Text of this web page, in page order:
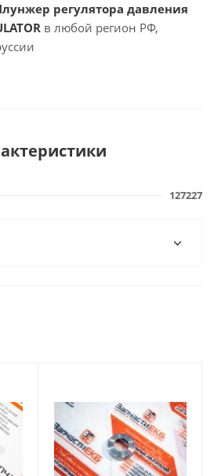
регулятора давления
в любой регион РФ,
127227